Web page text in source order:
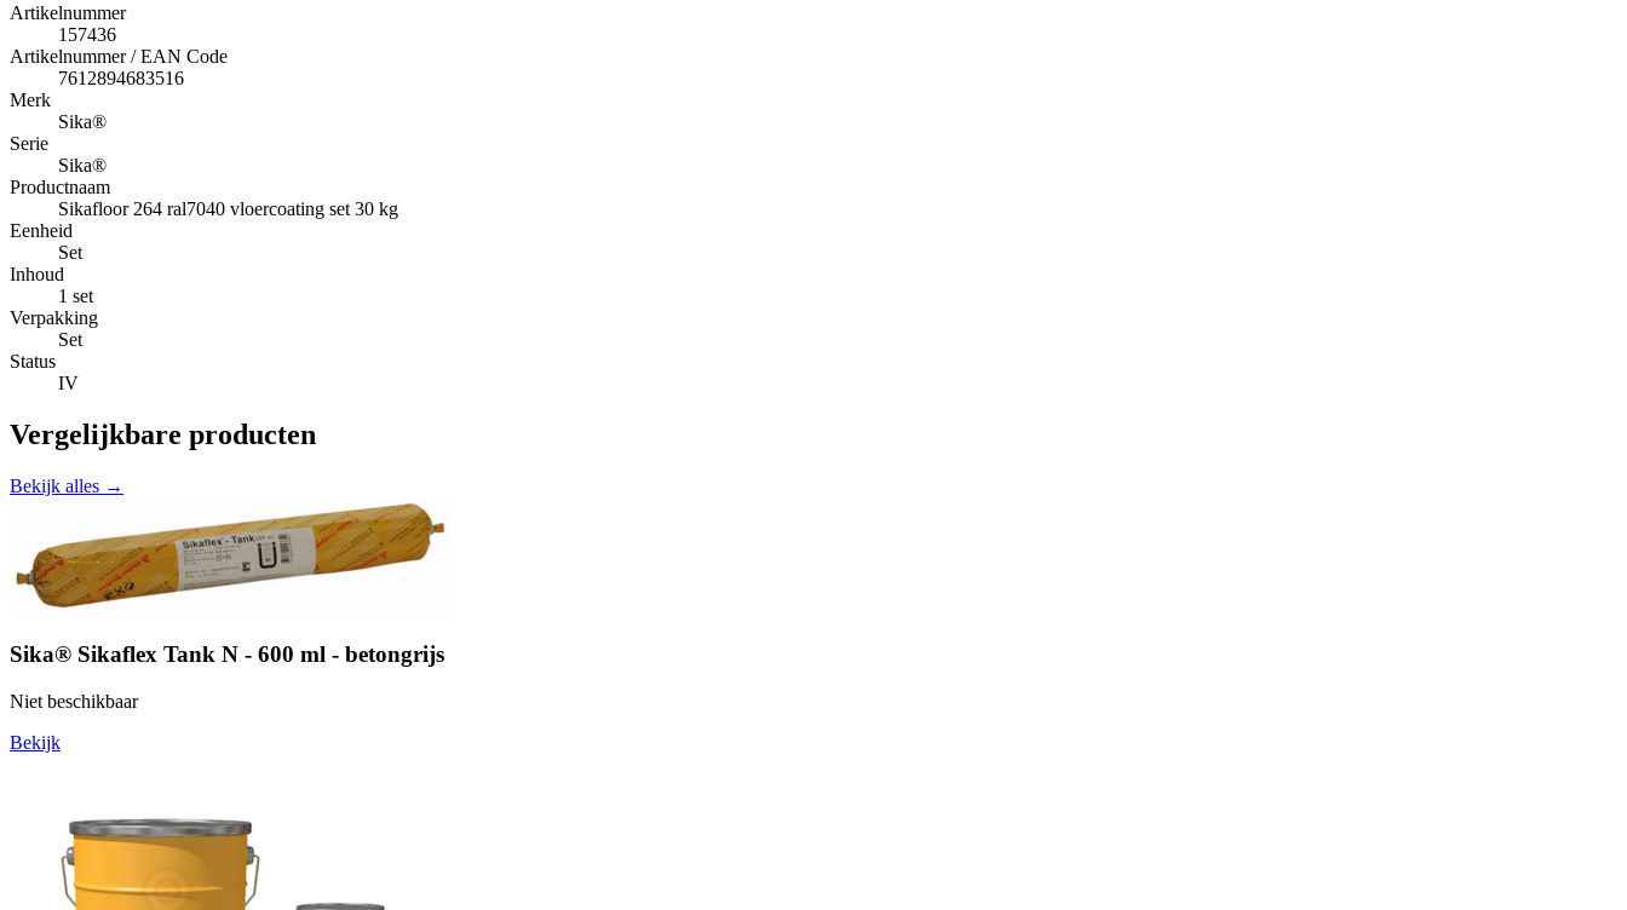
Artikelnummer
157436
Artikelnummer / EAN Code
7612894683516
Merk
Sika®
Serie
Sika®
Productnaam
Sikafloor 264 ral7040 vloercoating set 30 kg
Eenheid
Set
Inhoud
1 set
Verpakking
Set
Status
IV
Vergelijkbare producten
Bekijk alles →
Sika® Sikaflex Tank N - 600 ml - betongrijs
Niet beschikbaar
Bekijk